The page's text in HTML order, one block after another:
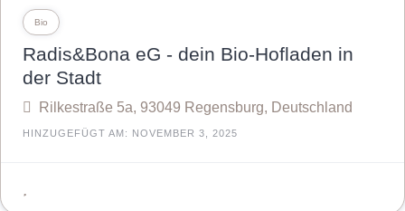
Bio
Radis&Bona eG - dein Bio-Hofladen in
der Stadt
Rilkestraße 5a, 93049 Regensburg, Deutschland
HINZUGEFÜGT AM: NOVEMBER 3, 2025